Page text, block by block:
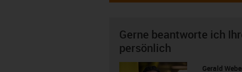
Gerne beantworte ich
persönlich
Gerald